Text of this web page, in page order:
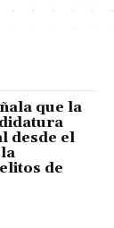
que la
desde el
de